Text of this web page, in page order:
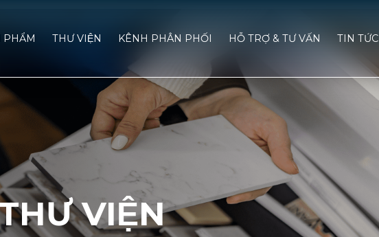
PHẨM THƯ VIỆN KÊNH PHÂN PHỐI HỖ TRỢ & TƯ VẤN TIN TỨC
VIỆN